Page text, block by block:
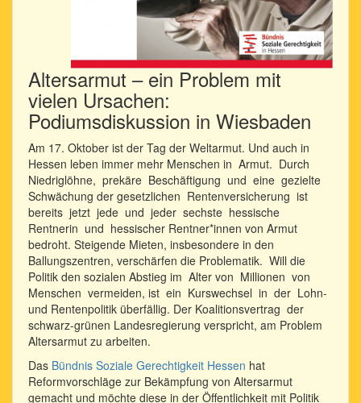
Altersarmut – ein Problem mit
vielen Ursachen:
Podiumsdiskussion in Wiesbaden
Am 17. Oktober ist der Tag der Weltarmut. Und auch in
Hessen leben immer mehr Menschen in Armut. Durch
Niedriglöhne, prekäre Beschäftigung und eine gezielte
Schwächung der gesetzlichen Rentenversicherung ist
bereits jetzt jede und jeder sechste hessische
Rentnerin und hessischer Rentner*innen von Armut
bedroht. Steigende Mieten, insbesondere in den
Ballungszentren, verschärfen die Problematik. Will die
Politik den sozialen Abstieg im Alter von Millionen von
Menschen vermeiden, ist ein Kurswechsel in der Lohn-
und Rentenpolitik überfällig. Der Koalitionsvertrag der
schwarz-grünen Landesregierung verspricht, am Problem
Altersarmut zu arbeiten.
Das Bündnis Soziale Gerechtigkeit Hessen hat
Reformvorschläge zur Bekämpfung von Altersarmut
gemacht und möchte diese in der Öffentlichkeit mit Politik